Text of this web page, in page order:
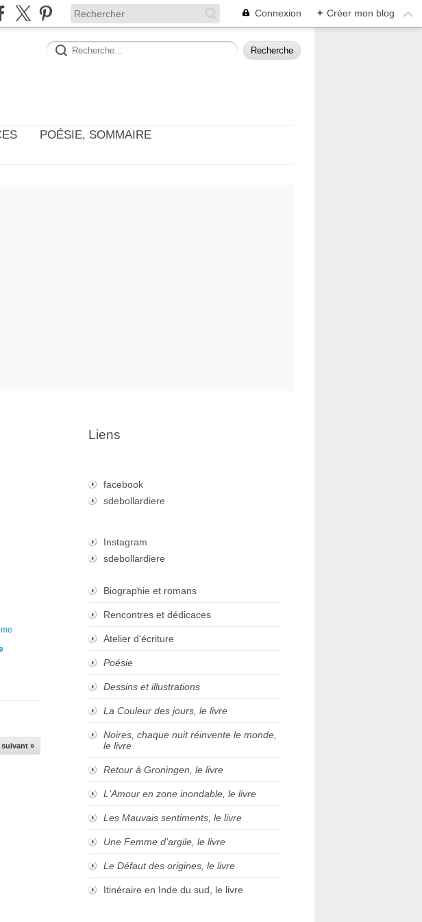
Connexion + Créer mon blog
POÉSIE, SOMMAIRE
»
Liens
facebook
sdebollardiere
Instagram
sdebollardiere
Biographie et romans
Rencontres et dédicaces
Atelier d'écriture
Poésie
Dessins et illustrations
La Couleur des jours, le livre
Noires, chaque nuit réinvente le monde,
le livre
Retour à Groningen, le livre
L'Amour en zone inondable, le livre
Les Mauvais sentiments, le livre
Une Femme d'argile, le livre
Le Défaut des origines, le livre
Itinéraire en Inde du sud, le livre